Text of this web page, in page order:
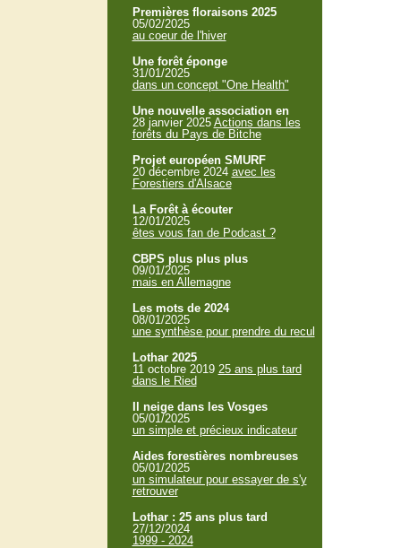
Premières floraisons 2025
05/02/2025
au coeur de l'hiver
Une forêt éponge
31/01/2025
dans un concept "One Health"
Une nouvelle association en
28 janvier 2025 Actions dans les
forêts du Pays de Bitche
Projet européen SMURF
20 décembre 2024 avec les
Forestiers d'Alsace
La Forêt à écouter
12/01/2025
êtes vous fan de Podcast ?
CBPS plus plus plus
09/01/2025
mais en Allemagne
Les mots de 2024
08/01/2025
une synthèse pour prendre du recul
Lothar 2025
11 octobre 2019 25 ans plus tard
dans le Ried
Il neige dans les Vosges
05/01/2025
un simple et précieux indicateur
Aides forestières nombreuses
05/01/2025
un simulateur pour essayer de s'y
retrouver
Lothar : 25 ans plus tard
27/12/2024
1999 - 2024